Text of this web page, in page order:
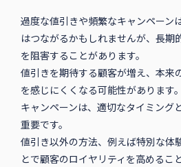
過度な値引きや頻繁なキャンペーン
はつながるかもしれませんが、長期
を阻害することがあります。
値引きを期待する顧客が増え、本来
を感じにくくなる可能性があります。
キャンペーンは、適切なタイミング
重要です。
値引き以外の方法、例えば特別な体
とで顧客のロイヤリティを高めるこ